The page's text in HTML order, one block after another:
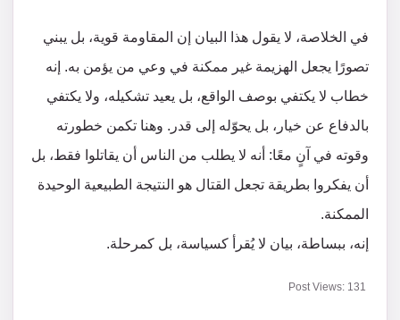
في الخلاصة، لا يقول هذا البيان إن المقاومة قوية، بل يبني
تصورًا يجعل الهزيمة غير ممكنة في وعي من يؤمن به. إنه
خطاب لا يكتفي بوصف الواقع، بل يعيد تشكيله، ولا يكتفي
بالدفاع عن خيار، بل يحوّله إلى قدر. وهنا تكمن خطورته
وقوته في آنٍ معًا: أنه لا يطلب من الناس أن يقاتلوا فقط، بل
أن يفكروا بطريقة تجعل القتال هو النتيجة الطبيعية الوحيدة
الممكنة.
إنه، ببساطة، بيان لا يُقرأ كسياسة، بل كمرحلة.
Post Views: 131